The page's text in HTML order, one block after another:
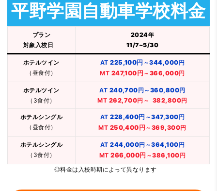
平野学園自動車学校料金
プラン
対象入校日
2024年
11/7~5/30
ホテルツイン
（昼食付）
AT225,100円 ～344,000円
MT 247,100円 ～ 366,000円
ホテルツイン
（3食付）
AT 240,700円 ～ 360,800円
MT 262,700円 ～ 382,800円
ホテルシングル
（昼食付）
AT228,400円 ～347,300円
MT 250,400円 ～ 369,300円
ホテルシングル
（3食付）
AT244,000円 ～364,100円
MT266,000円 ～386,100円
◎料金は入校時期によって異なります